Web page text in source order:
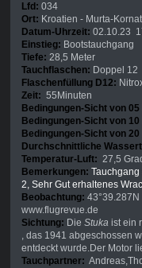
Lfd: 034
Ort: Kroatien - Murta-
Datum-Uhrzeit: 02.10.23
Einstieg: Bootstauchgang
Tiefe: 28,5 Meter
Tauchflaschen: Doppel 12
Flaschenfüllung D12:
Zeit: 55Minuten
Bedingungen-Sicht von
Bedingungen-Sicht von
Bedingungen-Sicht von
Durchschnittliche
Temperatur-Luft: 27,5
Bemerkungen:
2, Sehr Gut erhaltenes
Beobachtung: 43°39.287N
www.flugrevue.de
Sichtung: Die Stuka ist ein
, das 1941 abgeschossen
entdeckt wurde.Der Motor
Tauchpartner: